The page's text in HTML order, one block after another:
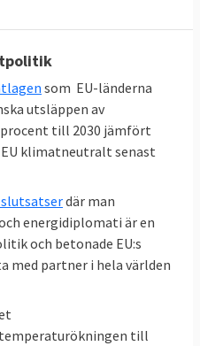
25
procent
42,5 – 45
procent
procent
bindande
EU-mål
som EU-länderna
utsläppen av
till 2030 jämfört
klimatneutralt senast
där man
energidiplomati är en
och betonade EU:s
med partner i hela världen
till